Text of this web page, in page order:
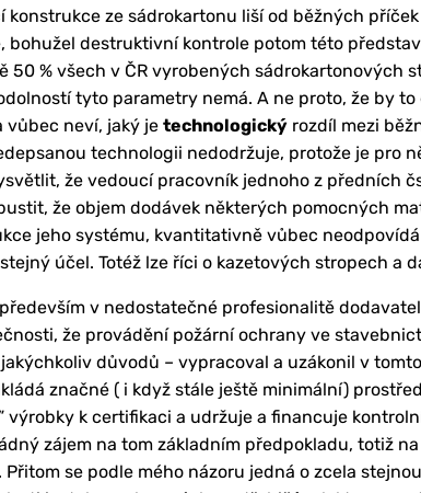
konstrukce ze sádrokartonu liší od běžných
bohužel destruktivní kontrole potom této
50 % všech v ČR vyrobených sádrokartonových
tyto parametry nemá. A ne proto, že by
vůbec neví, jaký je technologický rozdíl mezi
technologii nedodržuje, protože je pro
že vedoucí pracovník jednoho z předních
že objem dodávek některých pomocných
jeho systému, kvantitativně vůbec
účel. Totéž lze říci o kazetových stropech a
v nedostatečné profesionalitě
že provádění požární ochrany ve
důvodů – vypracoval a uzákonil v
značné ( i když stále ještě minimální)
výrobky k certifikaci a udržuje a financuje
zájem na tom základním předpokladu, totiž
se podle mého názoru jedná o zcela